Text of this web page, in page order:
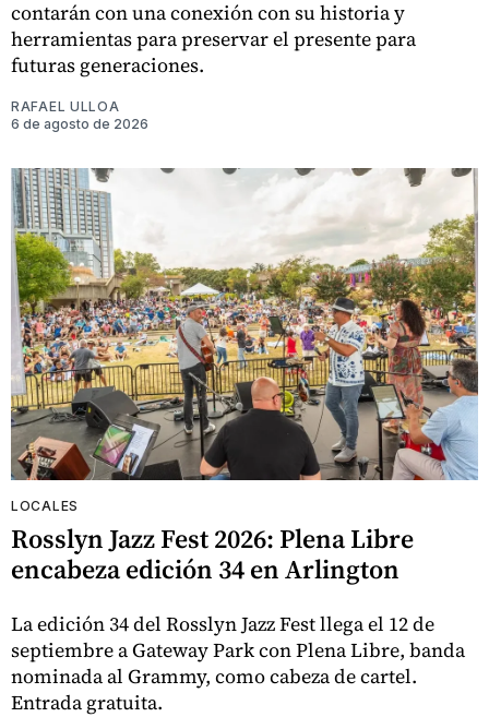
contarán con una conexión con su historia y
herramientas para preservar el presente para
futuras generaciones.
RAFAEL ULLOA
6 de agosto de 2026
LOCALES
Rosslyn Jazz Fest 2026: Plena Libre
encabeza edición 34 en Arlington
La edición 34 del Rosslyn Jazz Fest llega el 12 de
septiembre a Gateway Park con Plena Libre, banda
nominada al Grammy, como cabeza de cartel.
Entrada gratuita.